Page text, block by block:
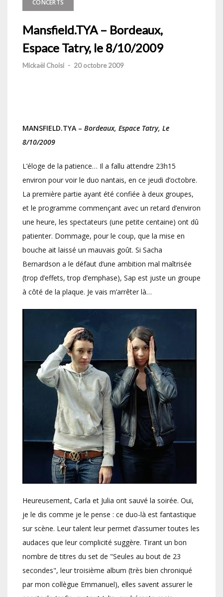
CONCERTS
Mansfield.TYA – Bordeaux,
Espace Tatry, le 8/10/2009
Mickaël Choisi - 20 octobre 2009
MANSFIELD.TYA – Bordeaux, Espace Tatry, Le
8/10/2009
L’éloge de la patience… Il a fallu attendre 23h15
environ pour voir le duo nantais, en ce jeudi d’octobre.
La première partie ayant été confiée à deux groupes,
et le programme commençant avec un retard d’environ
une heure, les spectateurs (une petite centaine) ont dû
patienter. Dommage, pour le coup, que la mise en
bouche ait laissé un mauvais goût. Si Sacha
Bernardson a le défaut d’une ambition mal maîtrisée
(trop d’effets, trop d’emphase), Sap est juste un groupe
à côté de la plaque. Je vais m’arrêter là…
Heureusement, Carla et Julia ont sauvé la soirée. Oui,
je le dis comme je le pense : ce duo-là est fantastique
sur scène. Leur talent leur permet d’assumer toutes les
audaces que leur complicité suggère. Tirant un bon
nombre de titres du set de "Seules au bout de 23
secondes", leur troisième album (très bien chroniqué
par mon collègue Emmanuel), elles savent assurer le